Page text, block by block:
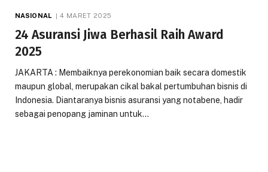
NASIONAL 4 MARET 2025
24 Asuransi Jiwa Berhasil Raih Award
2025
JAKARTA : Membaiknya perekonomian baik secara domestik
maupun global, merupakan cikal bakal pertumbuhan bisnis di
Indonesia. Diantaranya bisnis asuransi yang notabene, hadir
sebagai penopang jaminan untuk…